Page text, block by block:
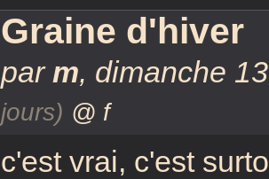
Graine d'hiver
par m, dimanche
jours) @ f
c'est vrai, c'est